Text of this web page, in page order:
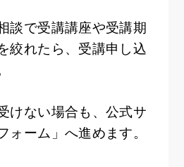
談で受講講座や受講期
絞れたら、受講申し込
けない場合も、公式サ
ォーム」へ進めます。